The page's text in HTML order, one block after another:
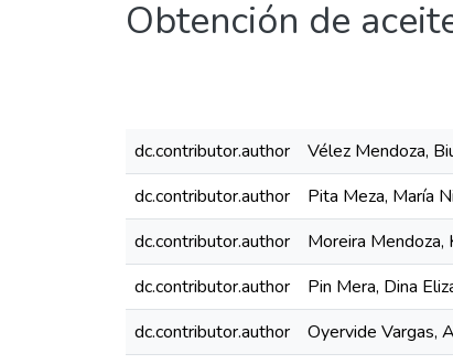
Obtención de
dc.contributor.author
Vélez Mendoza,
dc.contributor.author
Pita Meza, María
dc.contributor.author
Moreira Mendoza,
dc.contributor.author
Pin Mera, Dina
dc.contributor.author
Oyervide Vargas,